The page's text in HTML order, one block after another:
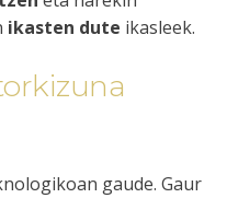
ikasten dute ikasleek.
gaude. Gaur